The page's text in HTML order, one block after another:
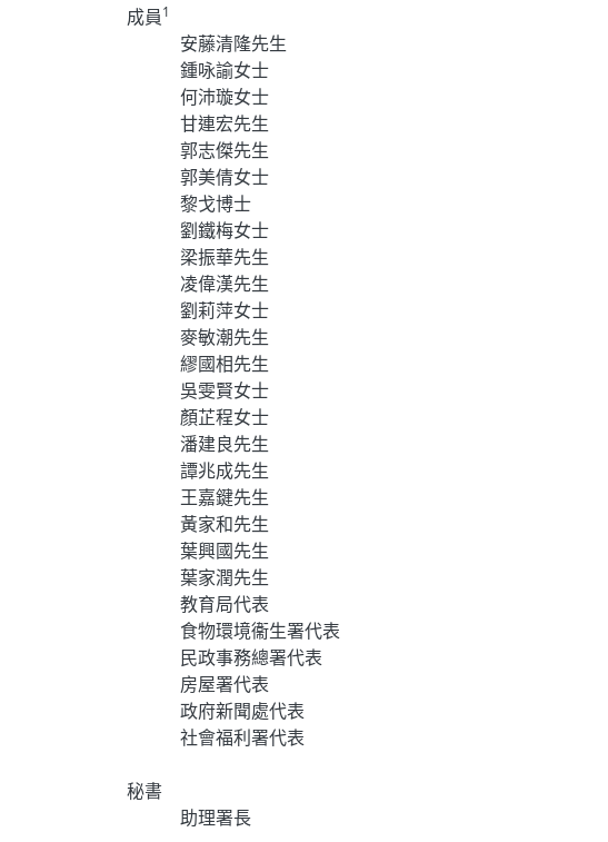
成員1
安藤清隆先生
鍾咏諭女士
何沛璇女士
甘連宏先生
郭志傑先生
郭美倩女士
黎戈博士
劉鐵梅女士
梁振華先生
凌偉漢先生
劉莉萍女士
麥敏潮先生
繆國相先生
吳雯賢女士
顏芷程女士
潘建良先生
譚兆成先生
王嘉鍵先生
黃家和先生
葉興國先生
葉家潤先生
教育局代表
食物環境衞生署代表
民政事務總署代表
房屋署代表
政府新聞處代表
社會福利署代表
秘書
助理署長